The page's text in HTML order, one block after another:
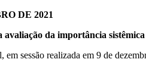
DE 2021
da importância
sessão realizada em 9 de